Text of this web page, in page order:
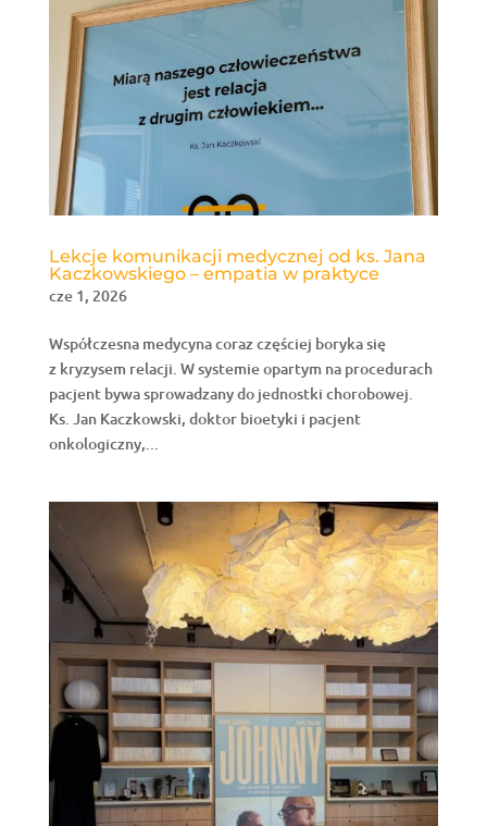
Lekcje komunikacji medycznej od ks. Jana
Kaczkowskiego – empatia w praktyce
cze 1, 2026
Współczesna medycyna coraz częściej boryka się
z kryzysem relacji. W systemie opartym na procedurach
pacjent bywa sprowadzany do jednostki chorobowej.
Ks. Jan Kaczkowski, doktor bioetyki i pacjent
onkologiczny,...